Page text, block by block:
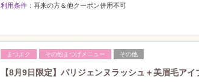
利用条件： 再来の方＆他クーポン併用不可
まつエク その他まつげメニュー その他
【8月9日限定】パリジェンヌラッシュ＋美眉毛ア